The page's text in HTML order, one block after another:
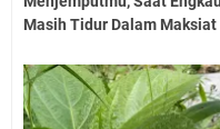
Masih Tidur Dalam Maksiat